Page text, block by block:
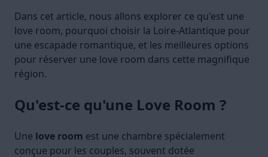
Dans cet article, nous allons explorer ce qu'est une
love room, pourquoi choisir la Loire-Atlantique pour
une escapade romantique, et les meilleures options
pour réserver une love room dans cette magnifique
région.
Qu'est-ce qu'une Love Room ?
Une love room est une chambre spécialement
conçue pour les couples, souvent dotée